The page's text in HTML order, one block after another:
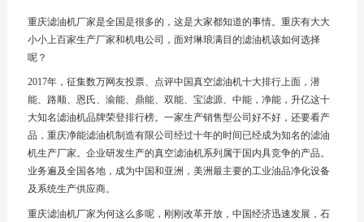
重庆滤油机厂家是全国是很多的，这是大家都知道的事情。重庆有大大
小小上百家生产厂家和机电公司，面对琳琅满目的滤油机该如何选择
呢？
2017年，征集数万网友投票、点评中国真空滤油机十大排行上面，潜
能、路顺、恩氏、渝能、鼎能、双能、宝滤源、中能，净能，升亿这十
大知名滤油机品牌荣登排行榜。一家生产销售型公司好不好，还要看产
品，重庆净能滤油机制造有限公司经过十年的时间已经成为知名的滤油
机生产厂家。企业研发生产的真空滤油机系列属于国内具竞争的产品。
业务遍及全国各地，成为中国和亚洲，美洲最主要的工业油品净化设备
及系统生产供应商。
重庆滤油机厂家为何这么多呢，刚刚改革开放，中国经济迅速发展，石